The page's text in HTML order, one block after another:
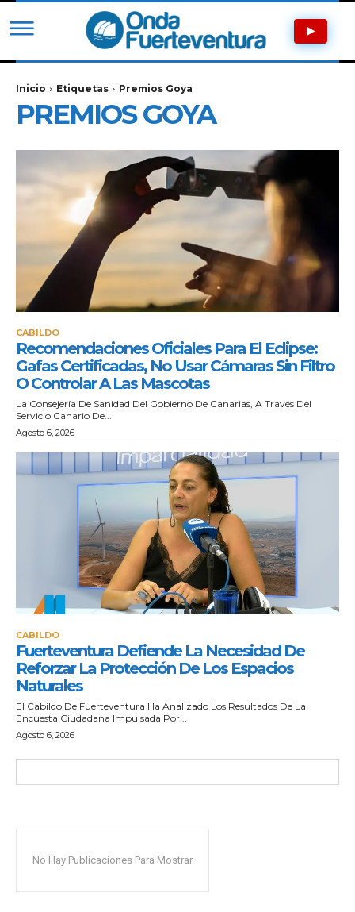
Inicio Etiquetas Premios Goya
PREMIOS GOYA
CABILDO
Recomendaciones Oficiales Para El Eclipse:
Gafas Certificadas, No Usar Cámaras Sin Filtro
O Controlar A Las Mascotas
La Consejería De Sanidad Del Gobierno De Canarias, A Través Del
Servicio Canario De...
Agosto 6, 2026
CABILDO
Fuerteventura Defiende La Necesidad De
Reforzar La Protección De Los Espacios
Naturales
El Cabildo De Fuerteventura Ha Analizado Los Resultados De La
Encuesta Ciudadana Impulsada Por...
Agosto 6, 2026
No Hay Publicaciones Para Mostrar